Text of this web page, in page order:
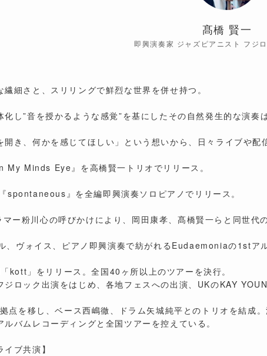
髙橋 賢一
即興演奏家 ジャズピアニスト フジ
細さと、スリリングで鮮烈な世界を併せ持つ。
化し”音を授かるような感覚”を基にしたその自然発生的な演
開き、何かを感じてほしい」という想いから、日々ライブや
Minds Eye』を高橋賢一トリオでリリース。
spontaneous』を全編即興演奏ソロピアノでリリース。
ー粉川心の呼びかけにより、岡田康孝、髙橋賢一らと同世
、ヴォイス、ピアノ即興演奏で紡がれるEudaemoniaの1stア
kott」をリリース。全国40ヶ所以上のツアーを決行。
ロック出演をはじめ、各地フェスへの出演、UKのKAY
点を移し、ベース西嶋徹、ドラム矢城純平とのトリオを結成
バムレコーディングと全国ツアーを控えている。
ブ共演】